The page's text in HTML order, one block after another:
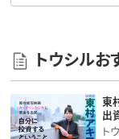
トウシルお
東
出
ト